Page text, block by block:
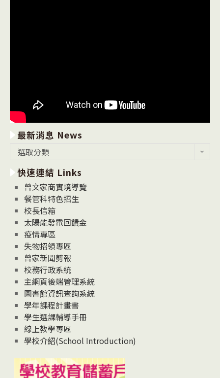
最新消息 News
消
息
News
選取分類
快速連結 Links
曾文家商實境導覽
餐管科特色招生
校長信箱
太陽能發電回饋金
疫情專區
失物招領專區
曾家新聞剪報
校務行政系統
主網頁後端管理系統
圖書館資訊查詢系統
學年課程計畫書
學生選課輔導手冊
線上教學專區
學校介紹(School Introduction)